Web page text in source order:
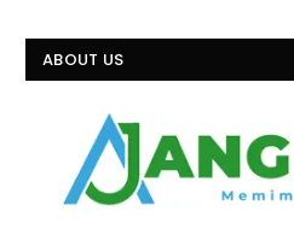
ABOUT US